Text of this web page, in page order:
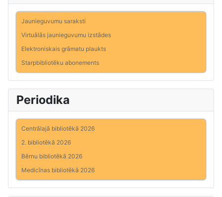
Jaunieguvumu saraksti
Virtuālās jaunieguvumu izstādes
Elektroniskais grāmatu plaukts
Starpbibliotēku abonements
Periodika
Centrālajā bibliotēkā 2026
2. bibliotēkā 2026
Bērnu bibliotēkā 2026
Medicīnas bibliotēkā 2026